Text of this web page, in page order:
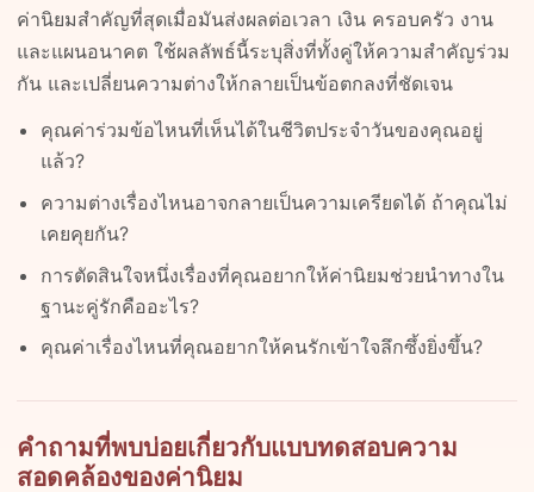
ค่านิยมสำคัญที่สุดเมื่อมันส่งผลต่อเวลา เงิน ครอบครัว งาน
และแผนอนาคต ใช้ผลลัพธ์นี้ระบุสิ่งที่ทั้งคู่ให้ความสำคัญร่วม
กัน และเปลี่ยนความต่างให้กลายเป็นข้อตกลงที่ชัดเจน
คุณค่าร่วมข้อไหนที่เห็นได้ในชีวิตประจำวันของคุณอยู่
แล้ว?
ความต่างเรื่องไหนอาจกลายเป็นความเครียดได้ ถ้าคุณไม่
เคยคุยกัน?
การตัดสินใจหนึ่งเรื่องที่คุณอยากให้ค่านิยมช่วยนำทางใน
ฐานะคู่รักคืออะไร?
คุณค่าเรื่องไหนที่คุณอยากให้คนรักเข้าใจลึกซึ้งยิ่งขึ้น?
คำถามที่พบบ่อยเกี่ยวกับแบบทดสอบความ
สอดคล้องของค่านิยม